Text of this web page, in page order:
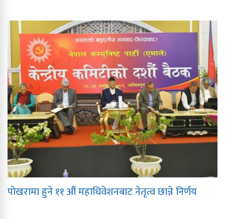
पोखरामा हुने ११ औं महाधिवेशनबाट नेतृत्व छान्ने निर्णय